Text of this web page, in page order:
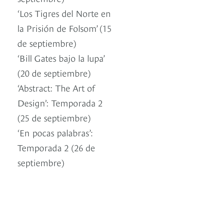
‘Los Tigres del Norte en
la Prisión de Folsom’ (15
de septiembre)
‘Bill Gates bajo la lupa’
(20 de septiembre)
‘Abstract: The Art of
Design’: Temporada 2
(25 de septiembre)
‘En pocas palabras’:
Temporada 2 (26 de
septiembre)